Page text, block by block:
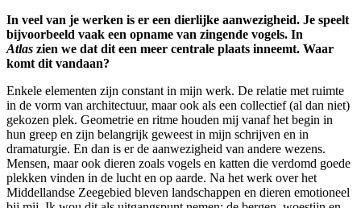
In veel van je werken is er een dierlijke aanwezigheid. Je speelt
bijvoorbeeld vaak een opname van zingende vogels. In
Atlas zien we dat dit een meer centrale plaats inneemt. Waar
komt dit vandaan?
Enkele elementen zijn constant in mijn werk. De relatie met ruimte
in de vorm van architectuur, maar ook als een collectief (al dan niet)
gekozen plek. Geometrie en ritme houden mij vanaf het begin in
hun greep en zijn belangrijk geweest in mijn schrijven en in
dramaturgie. En dan is er de aanwezigheid van andere wezens.
Mensen, maar ook dieren zoals vogels en katten die verdomd goede
plekken vinden in de lucht en op aarde. Na het werk over het
Middellandse Zeegebied bleven landschappen en dieren emotioneel